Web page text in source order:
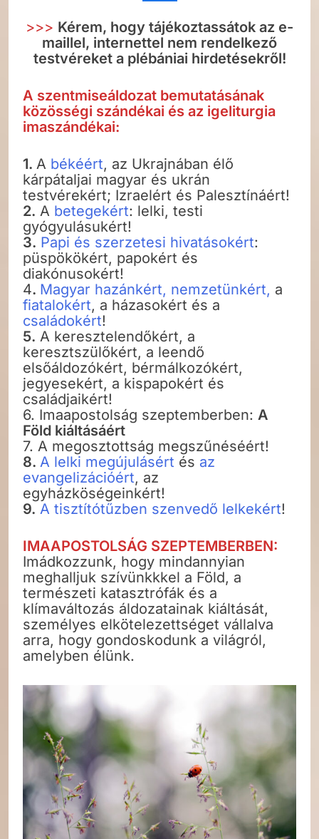
>>> Kérem, hogy tájékoztassátok az e-
maillel, internettel nem rendelkező
testvéreket a plébániai hirdetésekről!
A szentmiseáldozat bemutatásának
közösségi szándékai és az igeliturgia
imaszándékai:
1. A békéért, az Ukrajnában élő
kárpátaljai magyar és ukrán
testvérekért; Izraelért és Palesztínáért!
2. A betegekért: lelki, testi
gyógyulásukért!
3. Papi és szerzetesi hivatásokért:
püspökökért, papokért és
diakónusokért!
4. Magyar hazánkért, nemzetünkért, a
fiatalokért, a házasokért és a
családokért!
5. A keresztelendőkért, a
keresztszülőkért, a leendő
elsőáldozókért, bérmálkozókért,
jegyesekért, a kispapokért és
családjaikért!
6. Imaapostolság szeptemberben: A
Föld kiáltásáért
7. A megosztottság megszűnéséért!
8. A lelki megújulásért és az
evangelizációért, az
egyházköségeinkért!
9. A tisztítótűzben szenvedő lelkekért!
IMAAPOSTOLSÁG SZEPTEMBERBEN:
Imádkozzunk, hogy mindannyian
meghalljuk szívünkkkel a Föld, a
természeti katasztrófák és a
klímaváltozás áldozatainak kiáltását,
személyes elkötelezettséget vállalva
arra, hogy gondoskodunk a világról,
amelyben élünk.